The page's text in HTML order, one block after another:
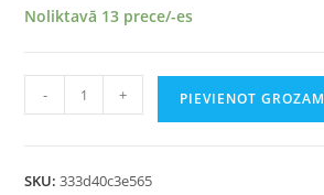
Noliktavā 13 prece/-es
- + PIEVIENOT GROZAM
SKU:333d40c3e565